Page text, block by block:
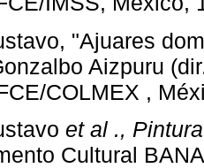
"Ajuares
Aizpuru
COLMEX ,
et al .,
Cultural